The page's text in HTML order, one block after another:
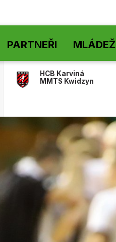
PARTNEŘI MLÁDEŽ
HCB Karviná
MMTS Kwidzyn